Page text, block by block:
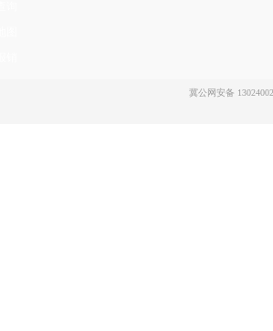
冀公网安备